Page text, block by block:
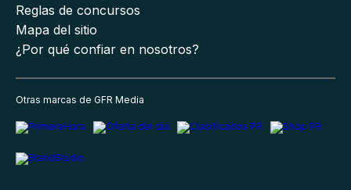
Reglas de concursos
Mapa del sitio
¿Por qué confiar en nosotros?
Otras marcas de GFR Media